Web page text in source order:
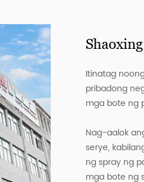
Itinatag
pribadong
mga bote ng
Nag-aalok
serye,
ng spray ng
mga bote ng